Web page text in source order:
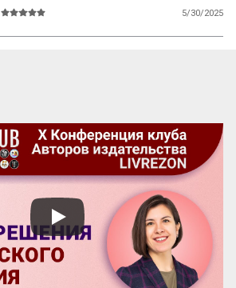
временем
5/30/2025
вот, нашей группе и товарищам, с
которыми я работал, и мне самому из за
того, что мы были такими формальными
революционерами, приходилось очень
часто прекращать работу. У меня дело
доходило до того, что я дома не имел ни
денег, ни башмаков, и все это только
потому, что я проводил определенную
кинематографическую идею, которая
никак не восприн...